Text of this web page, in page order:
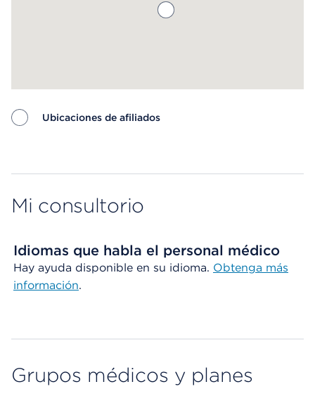
Ubicaciones de afiliados
Mi consultorio
Idiomas que habla el personal médico
Hay ayuda disponible en su idioma. Obtenga más
información.
Grupos médicos y planes